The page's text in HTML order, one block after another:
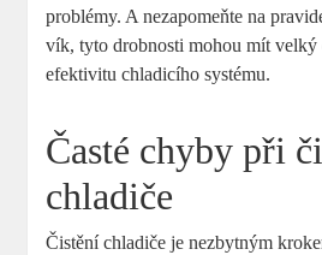
problémy. A nezapomeňte na
vík, tyto drobnosti mohou mít velký
efektivitu chladicího systému.
Časté chyby při
chladiče
Čistění chladiče je nezbytným